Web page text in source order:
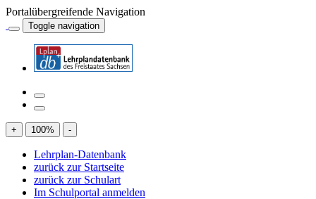
Portalübergreifende Navigation
Toggle navigation
+ 100% -
Lehrplan-Datenbank
zurück zur Startseite
zurück zur Schulart
Im Schulportal anmelden